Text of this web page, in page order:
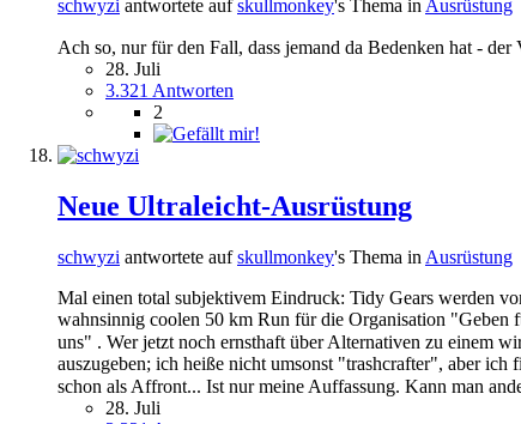
schwyzi antwortete aufskullmonkey's Thema in Ausrüstung
Ach so, nur für den Fall, dass jemand da Bedenken hat -
28. Juli
3.321 Antworten
2
Neue Ultraleicht-Ausrüstung
schwyzi antwortete aufskullmonkey's Thema in Ausrüstung
Mal einen total subjektivem Eindruck: Tidy Gears werden
wahnsinnig coolen 50 km Run für die Organisation "Geben
uns" . Wer jetzt noch ernsthaft über Alternativen zu einem
auszugeben; ich heiße nicht umsonst "trashcrafter", aber
schon als Affront... Ist nur meine Auffassung. Kann man
28. Juli